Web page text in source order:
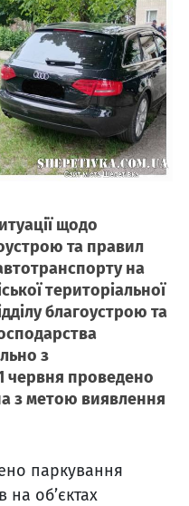
щодо
та правил
на
територіальної
благоустрою та
з
червня проведено
з метою виявлення
паркування
на об’єктах